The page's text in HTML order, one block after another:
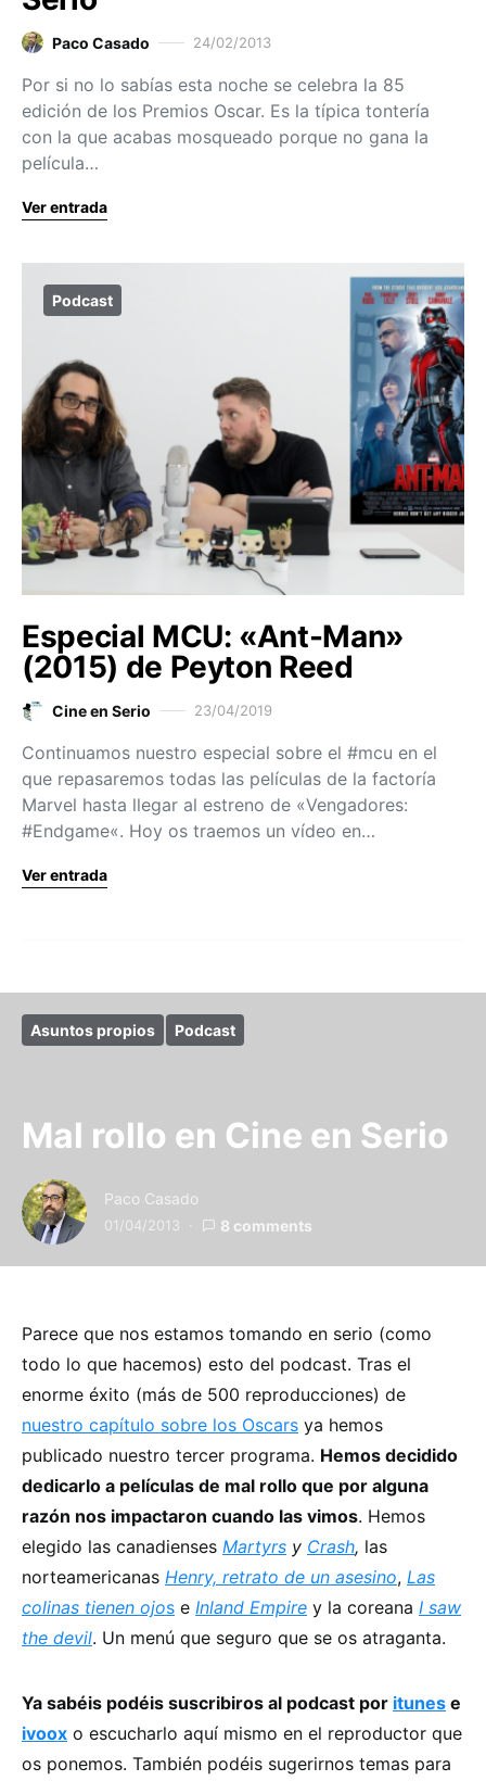
Paco Casado 24/02/2013
Por si no lo sabías esta noche se celebra la 85
edición de los Premios Oscar. Es la típica tontería
con la que acabas mosqueado porque no gana la
película…
Ver entrada
Podcast
Especial MCU: «Ant-Man»
(2015) de Peyton Reed
Cine en Serio 23/04/2019
Continuamos nuestro especial sobre el #mcu en el
que repasaremos todas las películas de la factoría
Marvel hasta llegar al estreno de «Vengadores:
#Endgame«. Hoy os traemos un vídeo en…
Ver entrada
Asuntos propios Podcast
Mal rollo en Cine en Serio
Paco Casado
01/04/2013 8 comments
Parece que nos estamos tomando en serio (como
todo lo que hacemos) esto del podcast. Tras el
enorme éxito (más de 500 reproducciones) de
nuestro capítulo sobre los Oscars ya hemos
publicado nuestro tercer programa. Hemos decidido
dedicarlo a películas de mal rollo que por alguna
razón nos impactaron cuando las vimos. Hemos
elegido las canadienses Martyrs y Crash, las
norteamericanas Henry, retrato de un asesino, Las
colinas tienen ojos e Inland Empire y la coreana I saw
the devil. Un menú que seguro que se os atraganta.
Ya sabéis podéis suscribiros al podcast por itunes e
ivoox o escucharlo aquí mismo en el reproductor que
os ponemos. También podéis sugerirnos temas para